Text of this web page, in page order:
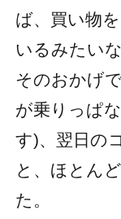
ば、買い物
いるみたい
そのおかげ
が乗りっぱ
す)、翌日の
と、ほとん
た。